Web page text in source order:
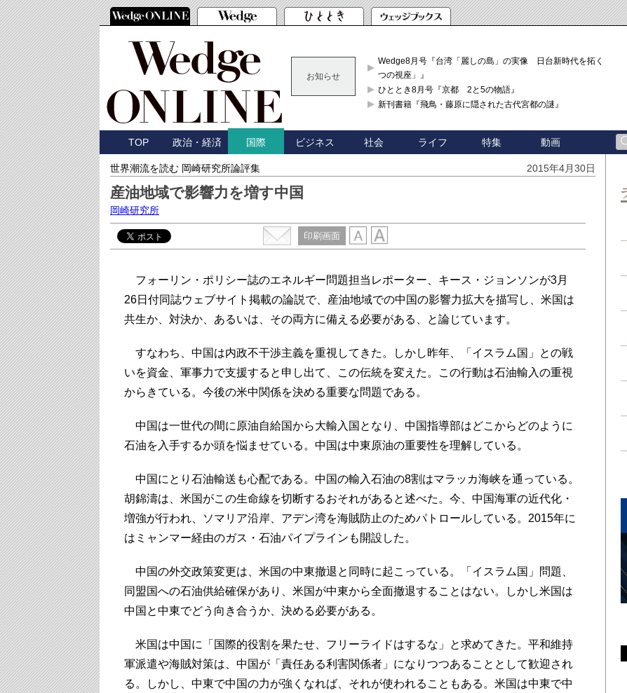
お知らせ
Wedge8月号『台湾「麗しの島」の実像 日台新時代を拓く「3
つの視座」』
ひととき8月号『京都 2と5の物語』
新刊書籍『飛鳥・藤原に隠された古代宮都の謎』
TOP 政治・経済 国際 ビジネス 社会 ライフ 特集 動画
世界潮流を読む 岡崎研究所論評集 2015年4月30日
産油地域で影響力を増す中国
岡崎研究所
印刷画面
フォーリン・ポリシー誌のエネルギー問題担当レポーター、キース・ジョンソンが3月
26日付同誌ウェブサイト掲載の論説で、産油地域での中国の影響力拡大を描写し、米国は
共生か、対決か、あるいは、その両方に備える必要がある、と論じています。
すなわち、中国は内政不干渉主義を重視してきた。しかし昨年、「イスラム国」との戦
いを資金、軍事力で支援すると申し出て、この伝統を変えた。この行動は石油輸入の重視
からきている。今後の米中関係を決める重要な問題である。
中国は一世代の間に原油自給国から大輸入国となり、中国指導部はどこからどのように
石油を入手するか頭を悩ませている。中国は中東原油の重要性を理解している。
中国にとり石油輸送も心配である。中国の輸入石油の8割はマラッカ海峡を通っている。
胡錦濤は、米国がこの生命線を切断するおそれがあると述べた。今、中国海軍の近代化・
増強が行われ、ソマリア沿岸、アデン湾を海賊防止のためパトロールしている。2015年に
はミャンマー経由のガス・石油パイプラインも開設した。
中国の外交政策変更は、米国の中東撤退と同時に起こっている。「イスラム国」問題、
同盟国への石油供給確保があり、米国が中東から全面撤退することはない。しかし米国は
中国と中東でどう向き合うか、決める必要がある。
米国は中国に「国際的役割を果たせ、フリーライドはするな」と求めてきた。平和維持
軍派遣や海賊対策は、中国が「責任ある利害関係者」になりつつあることとして歓迎され
る。しかし、中東で中国の力が強くなれば、それが使われることもある。米国は中東で中